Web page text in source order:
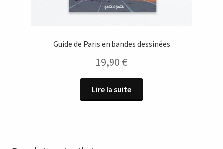
Guide de Paris en bandes dessinées
19,90 €
Lire la suite